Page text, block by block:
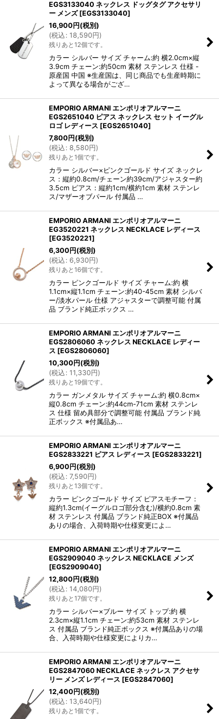
EGS3133040 ネックレス ドッグタグ アクセサリ
ー メンズ [EGS3133040]
16,900円(税別)
(税込: 18,590円)
残りあと12個です。
カラー シルバー サイズ チャーム:約 横2.0cm×縦
3.9cm チェーン:約50cm 素材 ステンレス 仕様 -
原産国 中国 ※生産国は、同じ商品でも生産時期に
よって異なる場合がござ…
EMPORIO ARMANI エンポリオアルマーニ
EGS2651040 ピアス ネックレス セット イーグル
ロゴ レディース [EGS2651040]
7,800円(税別)
(税込: 8,580円)
残りあと1個です。
カラー シルバー×ピンクゴールド サイズ ネックレ
ス：縦約0.8cm/チェーン約39cm/アジャスター約
3.5cm ピアス：縦約1cm/横約1cm 素材 ステンレ
ス/マザーオブパール 付属品 …
EMPORIO ARMANI エンポリオアルマーニ
EG3520221 ネックレス NECKLACE レディース
[EG3520221]
6,300円(税別)
(税込: 6,930円)
残りあと16個です。
カラー ピンクゴールド サイズ チャーム:約 横
1.1cm×縦1.1cm チェーン:約40-45cm 素材 シルバ
ー/淡水パール 仕様 アジャスターで調整可能 付属
品 ブランド純正ボックス …
EMPORIO ARMANI エンポリオアルマーニ
EGS2806060 ネックレス NECKLACE レディー
ス [EGS2806060]
10,300円(税別)
(税込: 11,330円)
残りあと19個です。
カラー ガンメタル サイズ チャーム:約 横0.8cm×
縦0.8cm チェーン:約44cm-71cm 素材 ステンレ
ス 仕様 留め具部分で調整可能 付属品 ブランド純
正ボックス ※付属品あ…
EMPORIO ARMANI エンポリオアルマーニ
EGS2833221 ピアス レディース [EGS2833221]
6,900円(税別)
(税込: 7,590円)
残りあと13個です。
カラー ピンクゴールド サイズ ピアスモチーフ：
縦約1.3cm(イーグルロゴ部分含む)/横約0.8cm 素
材 ステンレス 付属品 ブランド純正BOX ※付属品
ありの場合、入荷時期や仕様変更によ…
EMPORIO ARMANI エンポリオアルマーニ
EGS2909040 ネックレス NECKLACE メンズ
[EGS2909040]
12,800円(税別)
(税込: 14,080円)
残りあと17個です。
カラー シルバー×ブルー サイズ トップ:約 横
2.3cm×縦1.1cm チェーン:約53cm 素材 ステンレ
ス 付属品 ブランド純正ボックス ※付属品ありの場
合、入荷時期や仕様変更によりカ…
EMPORIO ARMANI エンポリオアルマーニ
EGS2847060 NECKLACE ネックレス アクセサ
リー メンズ レディース [EGS2847060]
12,400円(税別)
(税込: 13,640円)
残りあと1個です。